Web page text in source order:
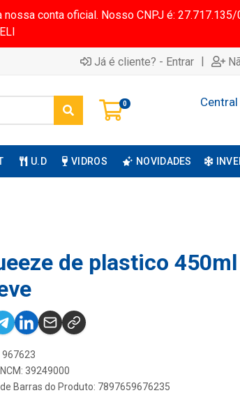
conta oficial. Nosso CNPJ é:
Já é cliente? - Entrar |
0
U.D VIDROS NOVIDADES
de plastico
967623
39249000
Barras do Produto: 7897659676235